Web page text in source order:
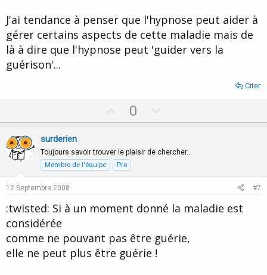
J'ai tendance à penser que l'hypnose peut aider à
gérer certains aspects de cette maladie mais de
là à dire que l'hypnose peut 'guider vers la
guérison'...
Citer
p
o
t
e
0
o
n
o
e
surderien
Toujours savoir trouver le plaisir de chercher…
Membre de l'équipe Pro
12 Septembre 2008 #7
:twisted: Si à un moment donné la maladie est
considérée
comme ne pouvant pas être guérie,
elle ne peut plus être guérie !